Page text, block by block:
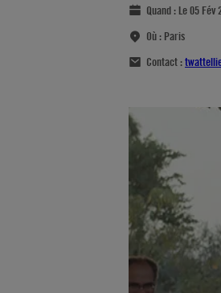
Quand : Le 05 Fév
Où : Paris
Contact :